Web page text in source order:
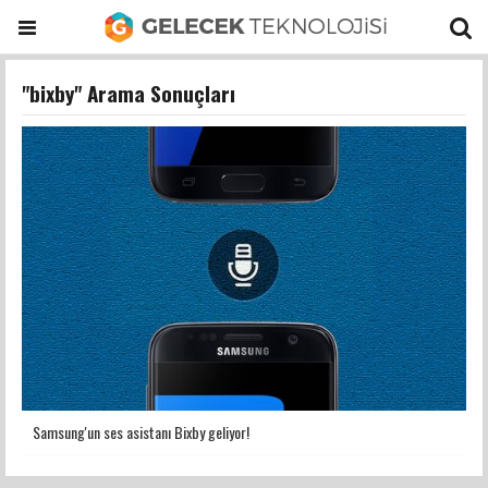
"bixby" Arama Sonuçları
Samsung'un ses asistanı Bixby geliyor!